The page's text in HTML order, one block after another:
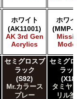
ホワイト
(AK11001)
AK 3rd Gen
Acrylics
ホワ
(MMP-
セミグロスブ
ラック
(S92)
Mr.カラース
プレー
セミグ
ラッ
タミヤ
リル